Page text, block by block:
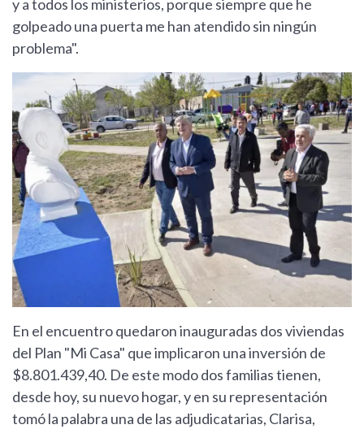
y a todos los ministerios, porque siempre que he
golpeado una puerta me han atendido sin ningún
problema".
En el encuentro quedaron inauguradas dos viviendas
del Plan "Mi Casa" que implicaron una inversión de
$8.801.439,40. De este modo dos familias tienen,
desde hoy, su nuevo hogar, y en su representación
tomó la palabra una de las adjudicatarias, Clarisa,